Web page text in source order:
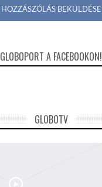
GLOBOPORT A FACEBOOKON!
GLOBOTV